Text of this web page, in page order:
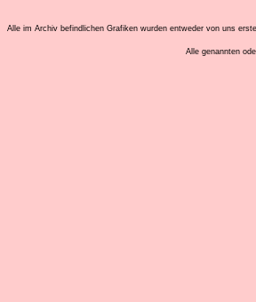
Alle im Archiv befindlichen Grafiken wurden entweder von uns
Alle genannten